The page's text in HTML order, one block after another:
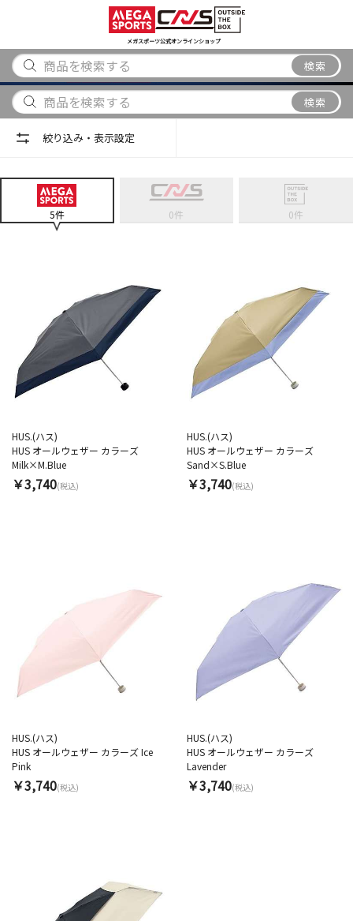
メガスポーツ公式オンラインショップ
検索
アウトドア
から探す
ブランド
から探す
検索
絞り込み・表示設定
5件 0件 0件
HUS.(ハス)
HUS オールウェザー カラーズ
Milk×M.Blue
￥3,740(税込)
HUS.(ハス)
HUS オールウェザー カラーズ
Sand×S.Blue
￥3,740(税込)
HUS.(ハス)
HUS オールウェザー カラーズ Ice
Pink
￥3,740(税込)
HUS.(ハス)
HUS オールウェザー カラーズ
Lavender
￥3,740(税込)